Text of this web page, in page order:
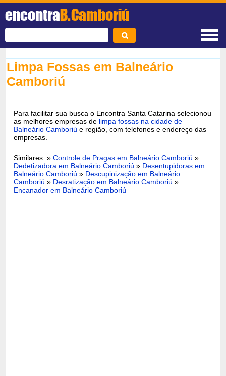
encontraB.Camboriú
Limpa Fossas em Balneário
Camboriú
Para facilitar sua busca o Encontra Santa Catarina selecionou
as melhores empresas de limpa fossas na cidade de
Balneário Camboriú e região, com telefones e endereço das
empresas.
Similares: »Controle de Pragas em Balneário Camboriú »
Dedetizadora em Balneário Camboriú » Desentupidoras em
Balneário Camboriú » Descupinização em Balneário
Camboriú » Desratização em Balneário Camboriú »
Encanador em Balneário Camboriú